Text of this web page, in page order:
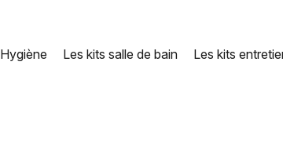
Hygiène Les kits salle de bain Les kits